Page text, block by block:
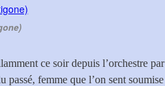
ce soir depuis l’orchestre par
passé, femme que l’on sent soumise